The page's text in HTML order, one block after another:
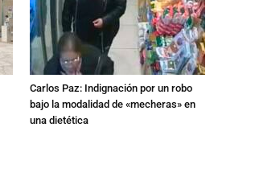
Carlos Paz: Indignación por un robo
bajo la modalidad de «mecheras» en
una dietética